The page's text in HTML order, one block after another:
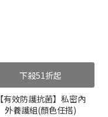
下殺51折起
【有效防護抗菌】私密內
外養護組(顏色任搭)